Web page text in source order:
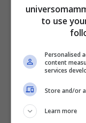
linea. Non
subito a Ricky
seconda era
dovevamo
to use
Personalised
content
services
Store and/or
Learn more